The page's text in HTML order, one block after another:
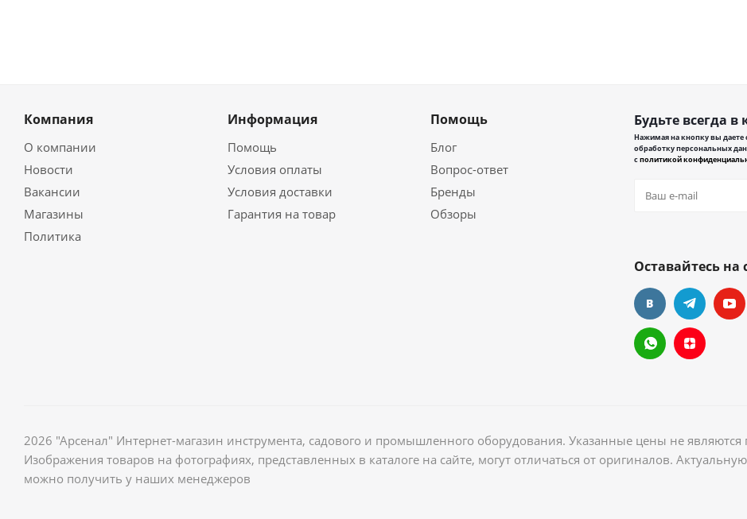
Компания
О компании
Новости
Вакансии
Магазины
Политика
Информация
Помощь
Условия оплаты
Условия доставки
Гарантия на товар
Помощь
Блог
Вопрос-ответ
Бренды
Обзоры
Будьте всегда в
Нажимая на кнопку вы даете
обработку персональных
сполитикой
Оставайтесь на
2026 "Арсенал" Интернет-магазин инструмента, садового и промышленного оборудования. Указанные цены не
Изображения товаров на фотографиях, представленных в каталоге на сайте, могут отличаться от оригиналов.
можно получить у наших менеджеров